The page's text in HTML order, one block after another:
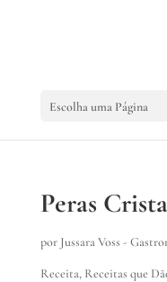
Escolha uma Página
Peras
por Jussara Voss -
Receita, Receitas que